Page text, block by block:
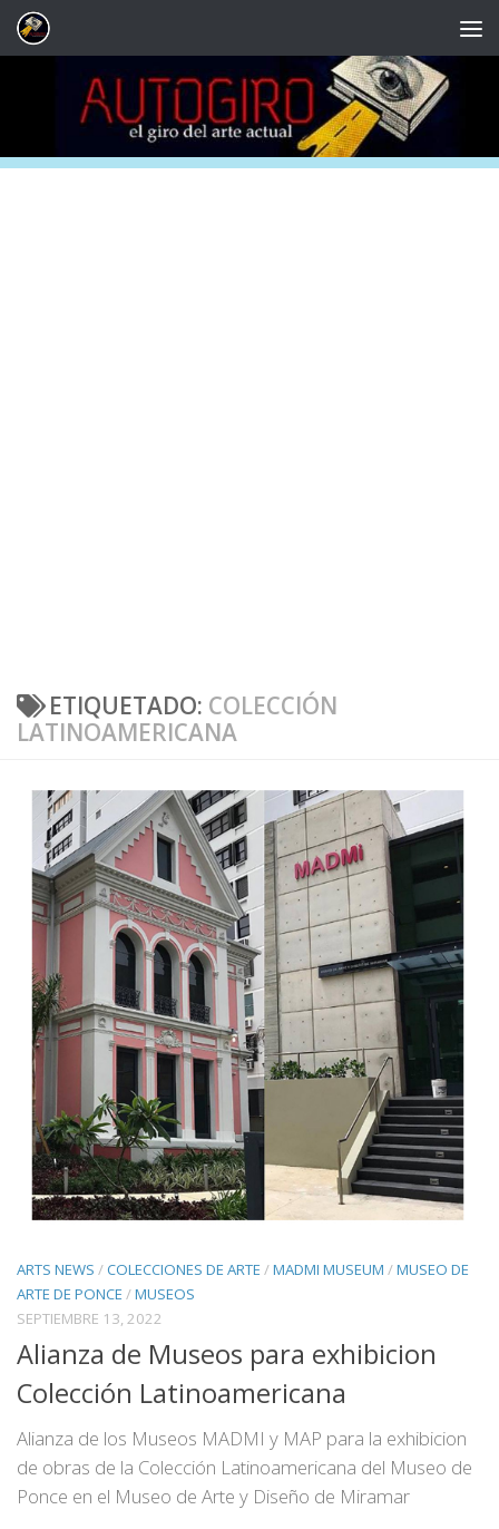
Saltar al contenido
ETIQUETADO: COLECCIÓN
LATINOAMERICANA
ARTS NEWS /COLECCIONES DE ARTE /MADMI MUSEUM /MUSEO DE
ARTE DE PONCE /MUSEOS
SEPTIEMBRE 13, 2022
Alianza de Museos para exhibicion
Colección Latinoamericana
Alianza de los Museos MADMI y MAP para la exhibicion
de obras de la Colección Latinoamericana del Museo de
Ponce en el Museo de Arte y Diseño de Miramar